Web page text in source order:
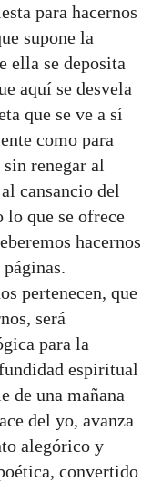
para hacernos
supone la
ella se deposita
aquí se desvela
que se ve a sí
como para
renegar al
cansancio del
lo que se ofrece
hacernos
pertenecen, que
será
para la
espiritual
de una mañana
del yo, avanza
alegórico y
convertido